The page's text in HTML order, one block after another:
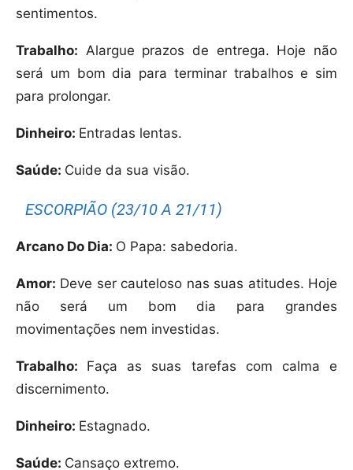
sentimentos.
Trabalho: Alargue prazos de entrega. Hoje não
será um bom dia para terminar trabalhos e sim
para prolongar.
Dinheiro: Entradas lentas.
Saúde: Cuide da sua visão.
ESCORPIÃO (23/10 A 21/11)
Arcano Do Dia: O Papa: sabedoria.
Amor: Deve ser cauteloso nas suas atitudes. Hoje
não será um bom dia para grandes
movimentações nem investidas.
Trabalho: Faça as suas tarefas com calma e
discernimento.
Dinheiro: Estagnado.
Saúde: Cansaço extremo.